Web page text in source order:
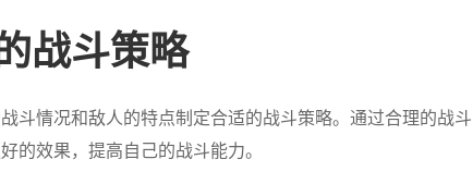
战斗策略
斗情况和敌人的特点制定合适的战斗策略。通过合理的战斗
的效果，提高自己的战斗能力。